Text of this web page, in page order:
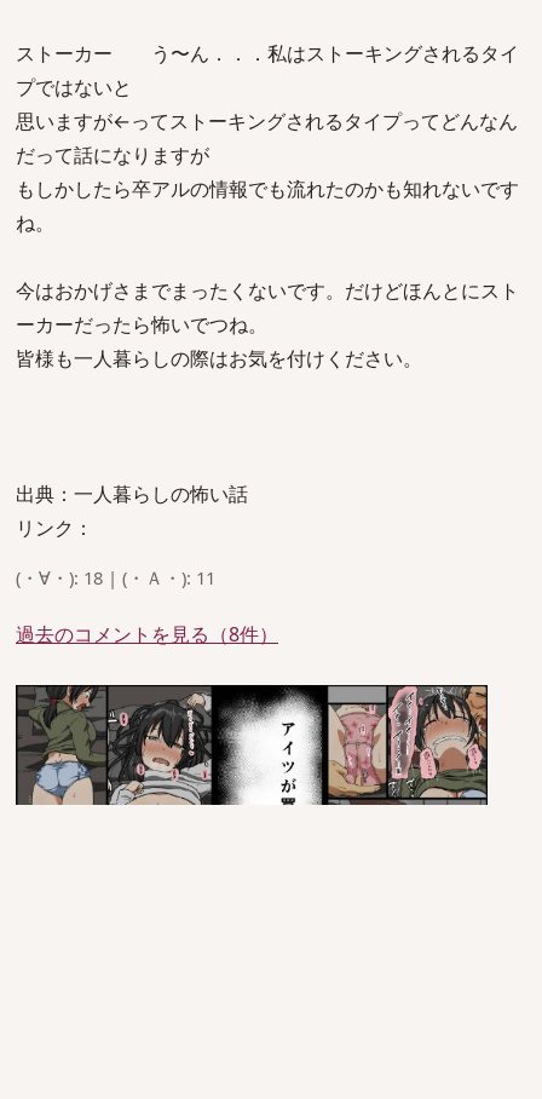
ストーカー う〜ん．．．私はストーキングされるタイ
プではないと
思いますが←ってストーキングされるタイプってどんなん
だって話になりますが
もしかしたら卒アルの情報でも流れたのかも知れないです
ね。
今はおかげさまでまったくないです。だけどほんとにスト
ーカーだったら怖いでつね。
皆様も一人暮らしの際はお気を付けください。
出典：一人暮らしの怖い話
リンク：
(・∀・): 18 | (・Ａ・): 11
過去のコメントを見る（8件）